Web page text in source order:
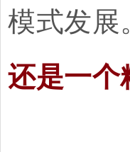
模式发展。
还是一个